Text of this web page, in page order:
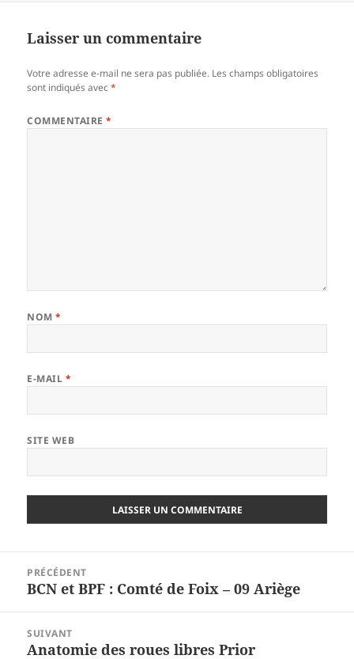
Laisser un commentaire
Votre adresse e-mail ne sera pas publiée. Les champs obligatoires
sont indiqués avec*
COMMENTAIRE*
NOM*
E-MAIL *
SITE WEB
l’article
PRÉCÉDENT
Article
BCN et BPF : Comté de Foix – 09 Ariège
SUIVANT
Article
Anatomie des roues libres Prior